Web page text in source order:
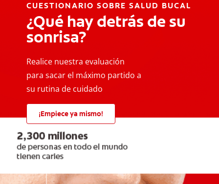
CUESTIONARIO SOBRE SALUD BUCAL
¿Qué hay detrás de su
sonrisa?
Realice nuestra evaluación
para sacar el máximo partido a
su rutina de cuidado
¡Empiece ya mismo!